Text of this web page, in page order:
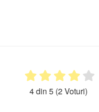
4 din 5(2 Voturi)